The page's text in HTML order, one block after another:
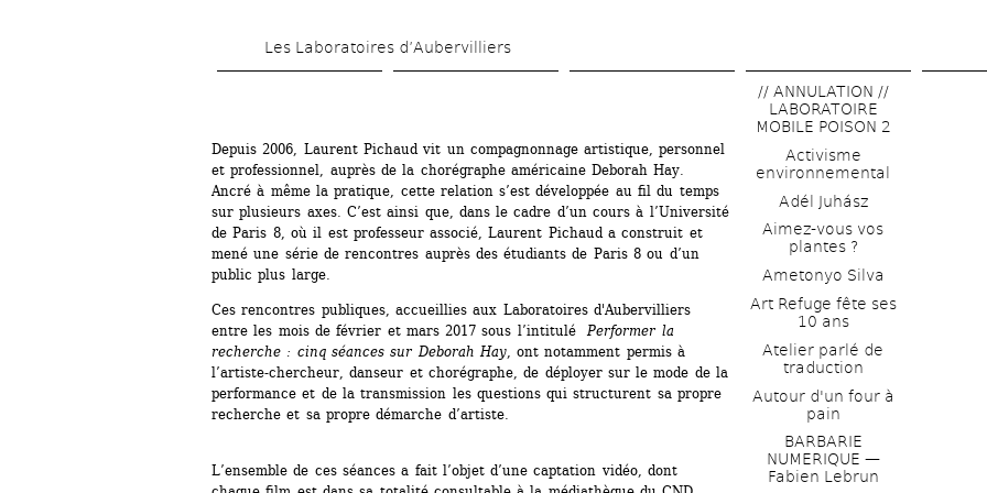
contenu
Les Laboratoires d’Aubervilliers
Depuis 2006, Laurent Pichaud vit un compagnonnage artistique, personnel
et professionnel, auprès de la chorégraphe américaine Deborah Hay.
Ancré à même la pratique, cette relation s’est développée au fil du temps
sur plusieurs axes. C’est ainsi que, dans le cadre d’un cours à l’Université
de Paris 8, où il est professeur associé, Laurent Pichaud a construit et
mené une série de rencontres auprès des étudiants de Paris 8 ou d’un
public plus large.
Ces rencontres publiques, accueillies aux Laboratoires d'Aubervilliers
entre les mois de février et mars 2017 sous l’intitulé Performer la
recherche : cinq séances sur Deborah Hay, ont notamment permis à
l’artiste-chercheur, danseur et chorégraphe, de déployer sur le mode de la
performance et de la transmission les questions qui structurent sa propre
recherche et sa propre démarche d’artiste.
L’ensemble de ces séances a fait l’objet d’une captation vidéo, dont
// ANNULATION //
LABORATOIRE
MOBILE POISON 2
Activisme
environnemental
Adél Juhász
Aimez-vous vos
plantes ?
Ametonyo Silva
Art Refuge fête ses
10 ans
Atelier parlé de
traduction
Autour d'un four à
pain
BARBARIE
NUMERIQUE —
Fabien Lebrun